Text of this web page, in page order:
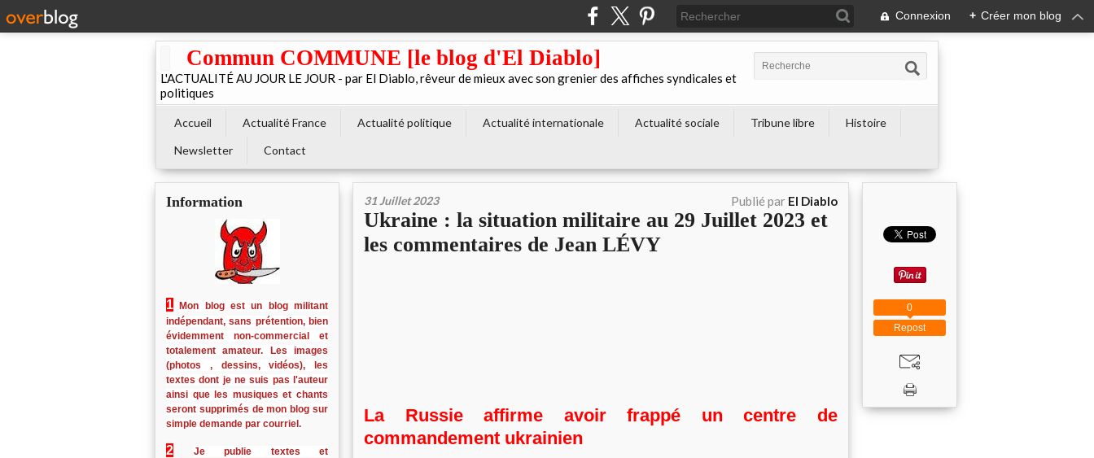
Connexion + Créer mon blog
Commun COMMUNE [le blog d'El Diablo]
L'ACTUALITÉ AU JOUR LE JOUR - par El Diablo, rêveur de mieux avec son grenier des affiches syndicales et
politiques
Accueil Actualité France Actualité politique Actualité internationale Actualité sociale Tribune libre
Histoire
Newsletter
Contact
Information
1
Mon blog est un blog militant
indépendant, sans prétention, bien
évidemment non-commercial et
totalement amateur. Les images
(photos , dessins, vidéos), les
textes dont je ne suis pas l'auteur
ainsi que les musiques et chants
seront supprimés de mon blog sur
simple demande par courriel.
2
Je publie textes et
31 Juillet 2023 Publié par El Diablo
Ukraine : la situation militaire au 29 Juillet 2023 et
les commentaires de Jean LÉVY
La Russie affirme avoir frappé un centre de
commandement ukrainien
Repost
0